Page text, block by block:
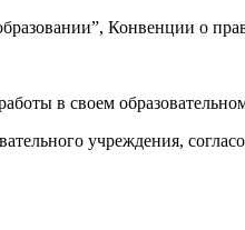
Конвенции о
в своем
учреждения,